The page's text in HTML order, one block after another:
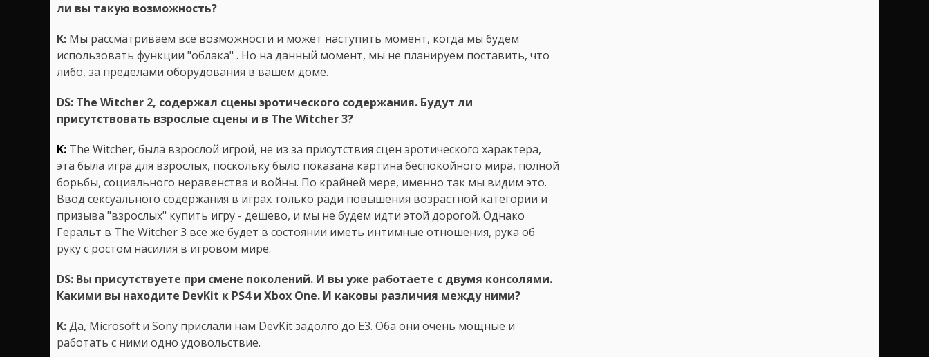
ли вы такую возможность?
К: Mы рассматриваем все возможности и может наступить момент, когда мы будем
использовать функции "облака" . Но на данный момент, мы не планируем поставить, что
либо, за пределами оборудования в вашем доме.
DS: The Witcher 2, содержал сцены эротического содержания. Будут ли
присутствовать взрослые сцены и в The Witcher 3?
K: The Witcher, была взрослой игрой, не из за присутствия сцен эротического характера,
эта была игра для взрослых, поскольку было показана картина беспокойного мира, полной
борьбы, социального неравенства и войны. По крайней мере, именно так мы видим это.
Ввод сексуального содержания в играх только ради повышения возрастной категории и
призыва "взрослых" купить игру - дешево, и мы не будем идти этой дорогой. Однако
Геральт в The Witcher 3 все же будет в состоянии иметь интимные отношения, рука об
руку с ростом насилия в игровом мире.
DS: Вы присутствуете при смене поколений. И вы уже работаете с двумя консолями.
Какими вы находите DevKit к PS4 и Xbox One. И каковы различия между ними?
K:Да, Microsoft и Sony прислали нам DevKit задолго до E3. Оба они очень мощные и
работать с ними одно удовольствие.